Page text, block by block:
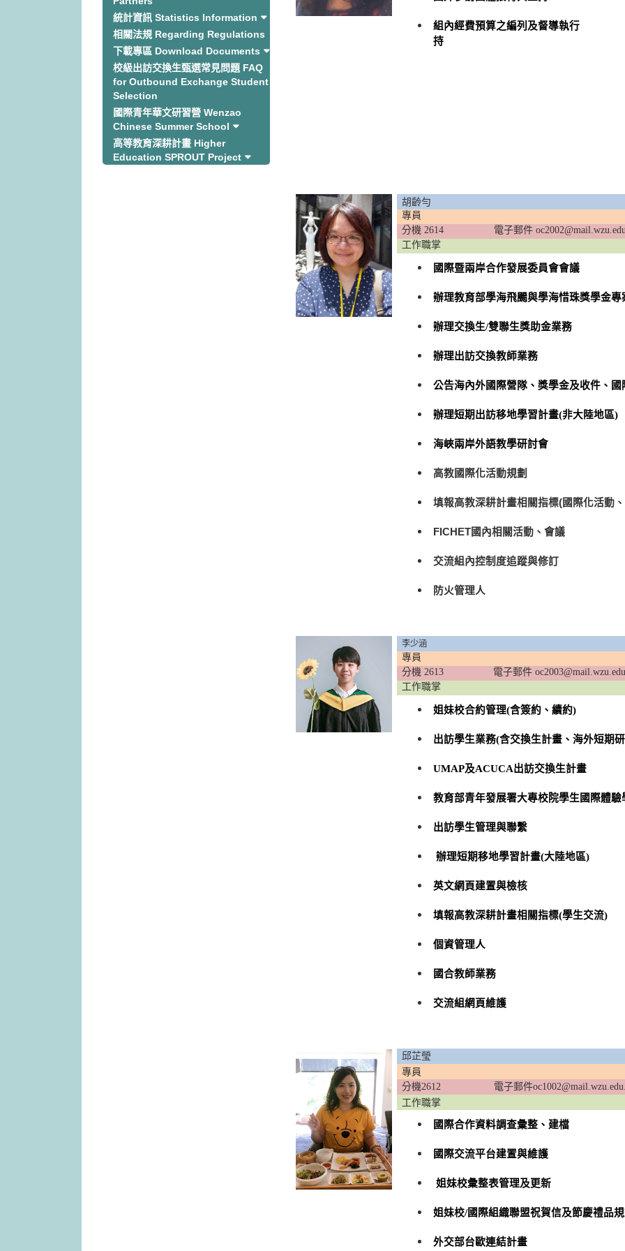
統計資訊 Statistics Information
相關法規 Regarding Regulations
下載專區 Download Documents
校級出訪交換生甄選常見問題 FAQ
for Outbound Exchange Student
Selection
國際青年華文研習營 Wenzao
Chinese Summer School
高等教育深耕計畫 Higher
Education SPROUT Project
組內經費預算之編列及督導執行
持
胡齡勻
專員
分機 2614
電子郵件
工作職掌
國際暨兩岸合作發展委員會會議
辦理教育部學海飛颺與學海惜珠獎學金專
辦理交換生/雙聯生獎助金業務
辦理出訪交換教師業務
公告海內外國際營隊、獎學金及收件、
辦理短期出訪移地學習計畫(非大陸地區)
海峽兩岸外語教學研討會
高教國際化活動規劃
填報高教深耕計畫相關指標(國際化活動
FICHET國內相關活動、會議
交流組內控制度追蹤與修訂
防火管理人
李少涵
專員
分機 2613
電子郵件
工作職掌
姐妹校合約管理(含簽約、續約)
出訪學生業務(含交換生計畫、海外短期
UMAP及ACUCA出訪交換生計畫
教育部青年發展署大專校院學生國際體驗
出訪學生管理與聯繫
辦理短期移地學習計畫(大陸地區)
英文網頁建置與檢核
填報高教深耕計畫相關指標(學生交流)
個資管理人
國合教師業務
交流組網頁維護
邱芷瑩
專員
分機2612 電子郵件
工作職掌
國際合作資料調查彙整、建檔
國際交流平台建置與維護
姐妹校彙整表管理及更新
姐妹校/國際組織聯盟祝賀信及節慶禮品規
外交部台歐連結計畫